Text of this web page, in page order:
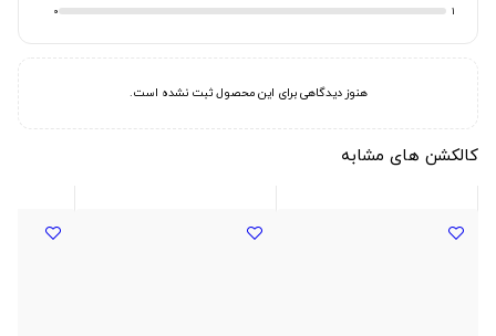
1
0
هنوز دیدگاهی برای این محصول ثبت نشده است.
کالکشن های مشابه